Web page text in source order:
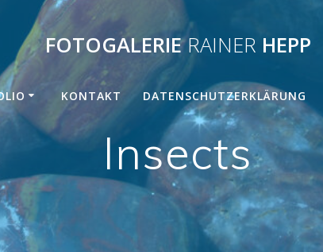
FOTOGALERIERAINER HEPP
KONTAKT DATENSCHUTZERKLÄRUNG
Insects